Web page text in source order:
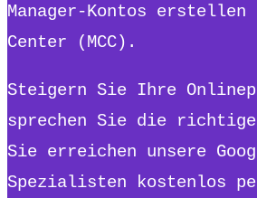
Manager-Kontos
Center (MCC).
Steigern Sie Ihre
sprechen Sie die
Sie erreichen unsere
Spezialisten kostenlos